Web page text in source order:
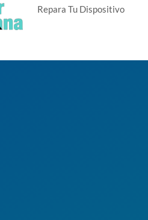
Repara Tu Dispositivo